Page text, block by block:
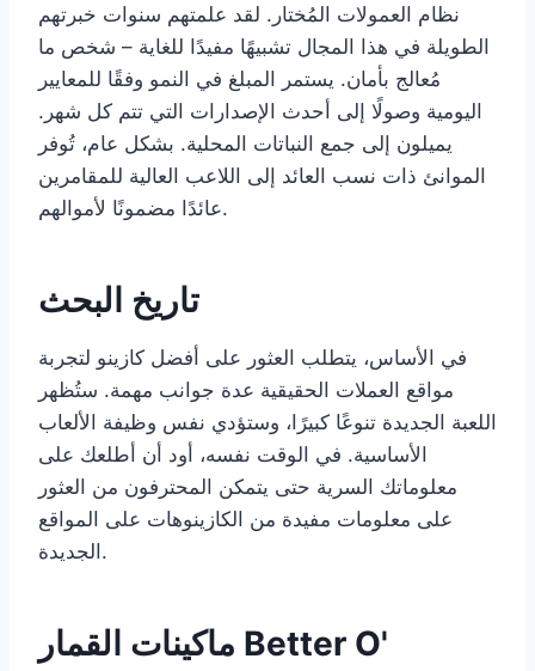
نظام العمولات المُختار. لقد علمتهم سنوات خبرتهم
الطويلة في هذا المجال تشبيهًا مفيدًا للغاية – شخص ما
مُعالج بأمان. يستمر المبلغ في النمو وفقًا للمعايير
اليومية وصولًا إلى أحدث الإصدارات التي تتم كل شهر.
يميلون إلى جمع النباتات المحلية. بشكل عام، تُوفر
الموانئ ذات نسب العائد إلى اللاعب العالية للمقامرين
عائدًا مضمونًا لأموالهم.
تاريخ البحث
في الأساس، يتطلب العثور على أفضل كازينو لتجربة
مواقع العملات الحقيقية عدة جوانب مهمة. ستُظهر
اللعبة الجديدة تنوعًا كبيرًا، وستؤدي نفس وظيفة الألعاب
الأساسية. في الوقت نفسه، أود أن أطلعك على
معلوماتك السرية حتى يتمكن المحترفون من العثور
على معلومات مفيدة من الكازينوهات على المواقع
الجديدة.
ماكينات القمار Better O'